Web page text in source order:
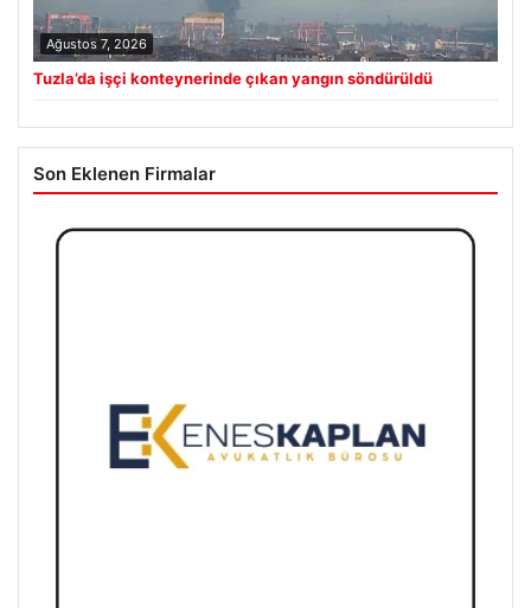
Ağustos 7, 2026
Tuzla’da işçi konteynerinde çıkan yangın söndürüldü
Son Eklenen Firmalar